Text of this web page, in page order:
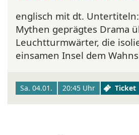
englisch mit dt. Untertiteln:
Mythen geprägtes Drama
Leuchtturmwärter, die
einsamen Insel dem
Sa. 04.01. 20:45 Uhr Ticket